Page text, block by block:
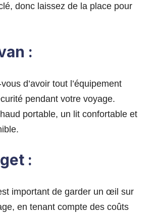
donc laissez de la place pour
:
d’avoir tout l’équipement
pendant votre voyage.
portable, un lit confortable et
:
important de garder un œil sur
en tenant compte des coûts